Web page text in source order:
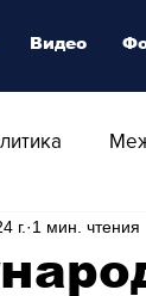
Аналитика
г. 1 мин. чтения
Видео